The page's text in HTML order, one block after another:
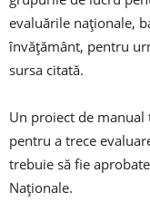
evaluările naţionale,
învăţământ, pentru
sursa citată.
Un proiect de
pentru a trece
trebuie să fie
Naţionale.